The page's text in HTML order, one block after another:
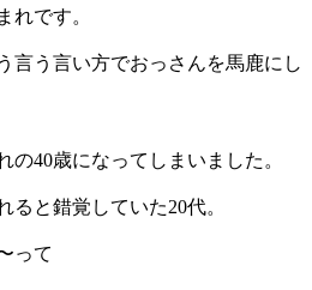
れです。
言う言い方でおっさんを馬鹿にし
の40歳になってしまいました。
と錯覚していた20代。
って